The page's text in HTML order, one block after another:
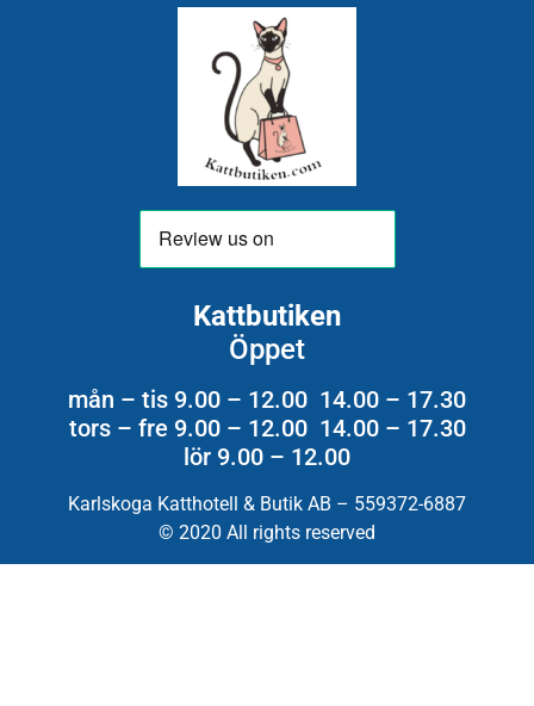
Kattbutiken
Öppet
mån – tis 9.00 – 12.00 14.00 – 17.30
tors – fre 9.00 – 12.00 14.00 – 17.30
lör 9.00 – 12.00
Karlskoga Katthotell & Butik AB – 559372-6887
© 2020 All rights reserved